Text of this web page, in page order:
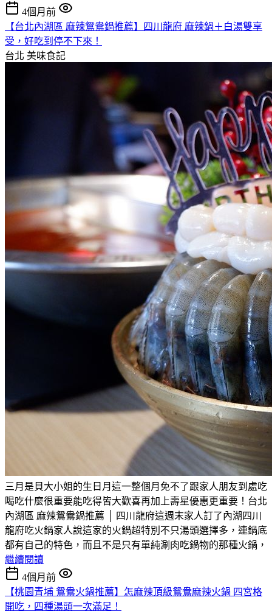
4個月前
【台北內湖區 麻辣鴛鴦鍋推薦】四川龍府 麻辣鍋＋白湯雙享
受，好吃到停不下來！
台北 美味食記
三月是貝大小姐的生日月這一整個月免不了跟家人朋友到處吃
喝吃什麼很重要能吃得皆大歡喜再加上壽星優惠更重要！台北
內湖區 麻辣鴛鴦鍋推薦 │ 四川龍府這週末家人訂了內湖四川
龍府吃火鍋家人說這家的火鍋超特別不只湯頭選擇多，連鍋底
都有自己的特色，而且不是只有單純涮肉吃鍋物的那種火鍋，
繼續閱讀
4個月前
【桃園青埔 鴛鴦火鍋推薦】怎麻辣頂級鴛鴦麻辣火鍋 四宮格
開吃，四種湯頭一次滿足！